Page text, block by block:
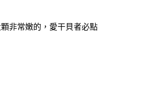
非常嫩的，愛干貝者必點